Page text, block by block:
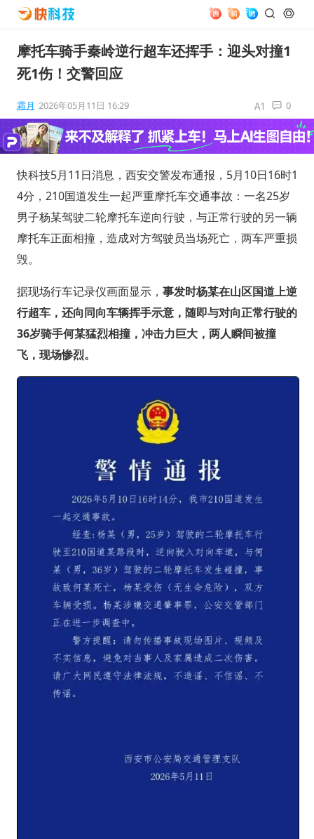
摩托车骑手秦岭逆行超车还挥手：迎头对撞1
死1伤！交警回应
霜月 2026年05月11日 16:29 0
快科技5月11日消息，西安交警发布通报，5月10日16时1
4分，210国道发生一起严重摩托车交通事故：一名25岁
男子杨某驾驶二轮摩托车逆向行驶，与正常行驶的另一辆
摩托车正面相撞，造成对方驾驶员当场死亡，两车严重损
毁。
据现场行车记录仪画面显示， 事发时杨某在山区国道上逆
行超车，还向同向车辆挥手示意，随即与对向正常行驶的
36岁骑手何某猛烈相撞，冲击力巨大，两人瞬间被撞
飞，现场惨烈。